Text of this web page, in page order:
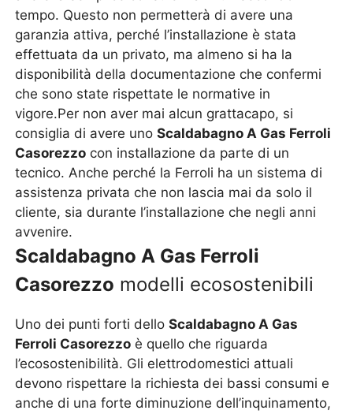
tempo. Questo non permetterà di avere una
garanzia attiva, perché l’installazione è stata
effettuata da un privato, ma almeno si ha la
disponibilità della documentazione che confermi
che sono state rispettate le normative in
vigore.Per non aver mai alcun grattacapo, si
consiglia di avere unoScaldabagno A Gas Ferroli
Casorezzo con installazione da parte di un
tecnico. Anche perché la Ferroli ha un sistema di
assistenza privata che non lascia mai da solo il
cliente, sia durante l’installazione che negli anni
avvenire.
Scaldabagno A Gas Ferroli
Casorezzo modelli ecosostenibili
Uno dei punti forti delloScaldabagno A Gas
Ferroli Casorezzo è quello che riguarda
l’ecosostenibilità. Gli elettrodomestici attuali
devono rispettare la richiesta dei bassi consumi e
anche di una forte diminuzione dell’inquinamento,